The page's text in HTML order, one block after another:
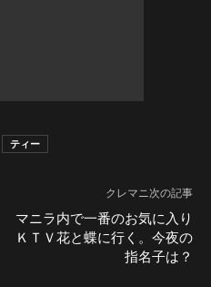
ティー
クレマニ次の記事
マニラ内で一番のお気に入り
ＫＴＶ花と蝶に行く。今夜の
指名子は？